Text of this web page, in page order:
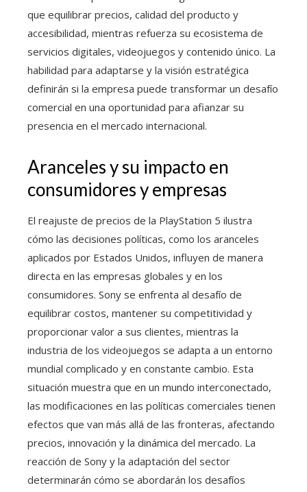
que equilibrar precios, calidad del producto y
accesibilidad, mientras refuerza su ecosistema de
servicios digitales, videojuegos y contenido único. La
habilidad para adaptarse y la visión estratégica
definirán si la empresa puede transformar un desafío
comercial en una oportunidad para afianzar su
presencia en el mercado internacional.
Aranceles y su impacto en
consumidores y empresas
El reajuste de precios de la PlayStation 5 ilustra
cómo las decisiones políticas, como los aranceles
aplicados por Estados Unidos, influyen de manera
directa en las empresas globales y en los
consumidores. Sony se enfrenta al desafío de
equilibrar costos, mantener su competitividad y
proporcionar valor a sus clientes, mientras la
industria de los videojuegos se adapta a un entorno
mundial complicado y en constante cambio. Esta
situación muestra que en un mundo interconectado,
las modificaciones en las políticas comerciales tienen
efectos que van más allá de las fronteras, afectando
precios, innovación y la dinámica del mercado. La
reacción de Sony y la adaptación del sector
determinarán cómo se abordarán los desafíos